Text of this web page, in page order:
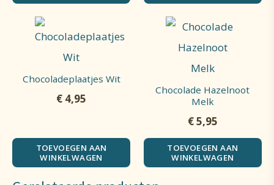
Chocoladeplaatjes Wit
€ 4,95
TOEVOEGEN AAN
WINKELWAGEN
Chocolade Hazelnoot
Melk
€5,95
TOEVOEGEN AAN
WINKELWAGEN